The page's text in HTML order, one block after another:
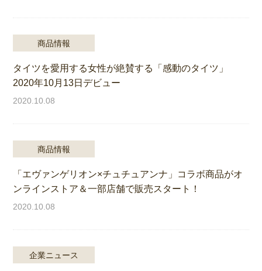
商品情報
タイツを愛用する女性が絶賛する「感動のタイツ」
2020年10月13日デビュー
2020.10.08
商品情報
「エヴァンゲリオン×チュチュアンナ」コラボ商品がオ
ンラインストア＆一部店舗で販売スタート！
2020.10.08
企業ニュース